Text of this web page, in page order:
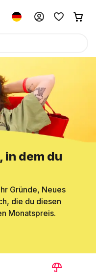
in dem du
Gründe, Neues
die du diesen
Monatspreis.